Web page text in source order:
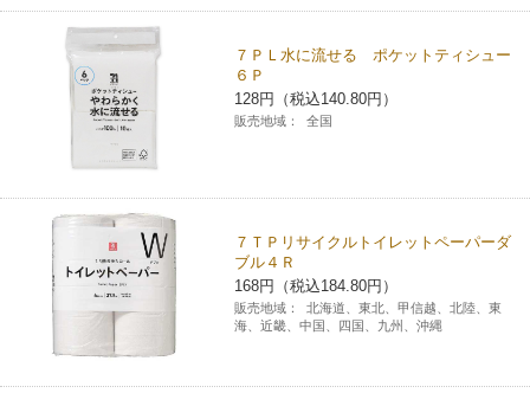
７ＰＬ水に流せる ポケットティシュー
６Ｐ
128円（税込140.80円）
販売地域： 全国
７ＴＰリサイクルトイレットペーパーダ
ブル４Ｒ
168円（税込184.80円）
販売地域：
北海道、東北、甲信越、北陸、東
海、近畿、中国、四国、九州、沖縄